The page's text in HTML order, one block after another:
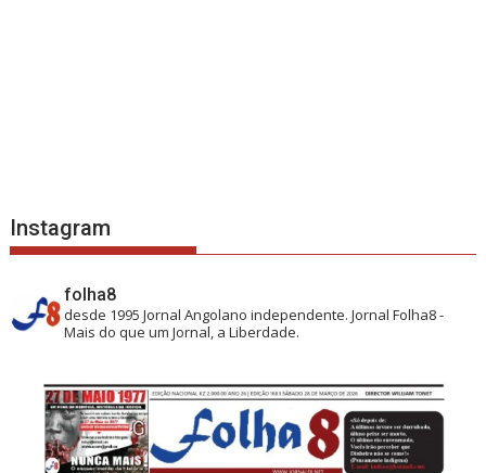
Instagram
folha8
desde 1995 Jornal Angolano independente.Jornal Folha8 -
Mais do que um Jornal, a Liberdade.